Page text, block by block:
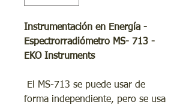
Instrumentación en Energía -
Espectrorradiómetro MS- 713 -
EKO Instruments
El MS-713 se puede usar de
forma independiente, pero se usa